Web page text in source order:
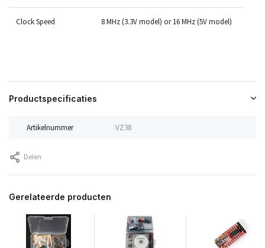
Clock Speed 8MHz(3.3V model) or 16MHz(5V model)
Productspecificaties
Artikelnummer VZ38
Delen
Gerelateerde producten